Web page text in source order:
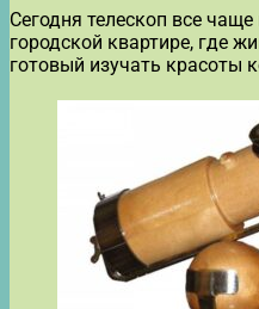
Сегодня телескоп все
городской квартире, где
готовый изучать красоты